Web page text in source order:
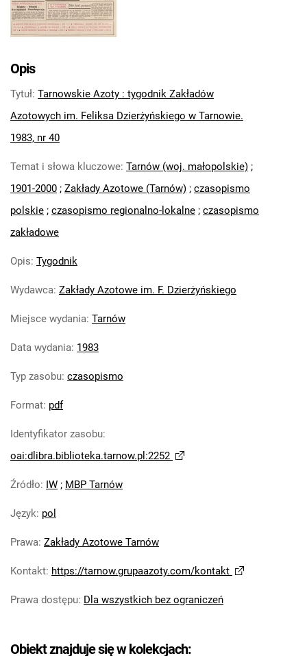
Robotniczego Zakładów Azotowych im.
Feliksa Dzierżyńskiego. 1970
Tarnowskie Azoty : Organ Samorządu
Robotniczego Zakładów Azotowych im.
Feliksa Dzierżyńskiego. 1972
Robotniczego Zakładów Azotowych im.
Feliksa Dzierżyńskiego. 1974
Tarnowskie Azoty : Organ Samorządu
Feliksa Dzierżyńskiego. 1975
Tarnowskie Azoty : Organ Samorządu
Feliksa Dzierżyńskiego. 1976
Robotniczego Zakładów Azotowych im.
Feliksa Dzierżyńskiego. 1977
Robotniczego Zakładów Azotowych im.
Feliksa Dzierżyńskiego. 1978
Robotniczego Zakładów Azotowych im.
Feliksa Dzierżyńskiego. 1979
Robotniczego Zakładów Azotowych im.
Feliksa Dzierżyńskiego. 1980
Robotniczego Zakładów Azotowych im.
Tarnowskie Azoty : tygodnik Zakładów
Azotowych im. Feliksa Dzierżyńskiego w
Azotowych im. Feliksa Dzierżyńskiego w
Opis
Tytuł: Tarnowskie Azoty : tygodnik Zakładów
Azotowych im. Feliksa Dzierżyńskiego w Tarnowie.
1983, nr 40
Temat i słowa kluczowe: Tarnów (woj. małopolskie) ;
1901-2000 ; Zakłady Azotowe (Tarnów) ; czasopismo
polskie ; czasopismo regionalno-lokalne ; czasopismo
zakładowe
Opis: Tygodnik
Wydawca: Zakłady Azotowe im. F. Dzierżyńskiego
Miejsce wydania: Tarnów
Data wydania: 1983
Typ zasobu: czasopismo
Format: pdf
Identyfikator zasobu:
oai:dlibra.biblioteka.tarnow.pl:2252
Źródło: IW ; MBP Tarnów
Język: pol
Prawa: Zakłady Azotowe Tarnów
Kontakt: https://tarnow.grupaazoty.com/kontakt
Prawa dostępu: Dla wszystkich bez ograniczeń
Obiekt znajduje się w kolekcjach: